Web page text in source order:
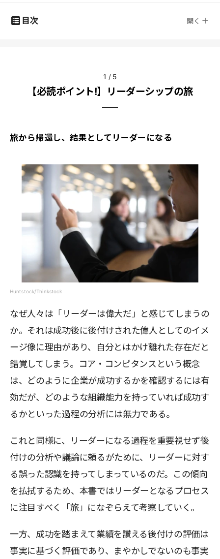
目次 開く
1 / 5
【必読ポイント!】リーダーシップの旅
旅から帰還し、結果としてリーダーになる
Huntstock/Thinkstock
なぜ人々は「リーダーは偉大だ」と感じてしまうの
か。それは成功後に後付けされた偉人としてのイメ
ージ像に理由があり、自分とはかけ離れた存在だと
錯覚してしまう。コア・コンピタンスという概念
は、どのように企業が成功するかを確認するには有
効だが、どのような組織能力を持っていれば成功す
るかといった過程の分析には無力である。
これと同様に、リーダーになる過程を重要視せず後
付けの分析や議論に頼るがために、リーダーに対す
る誤った認識を持ってしまっているのだ。この傾向
を払拭するため、本書ではリーダーとなるプロセス
に注目すべく「旅」になぞらえて考察していく。
一方、成功を踏まえて業績を讃える後付けの評価は
事実に基づく評価であり、まやかしでないのも事実